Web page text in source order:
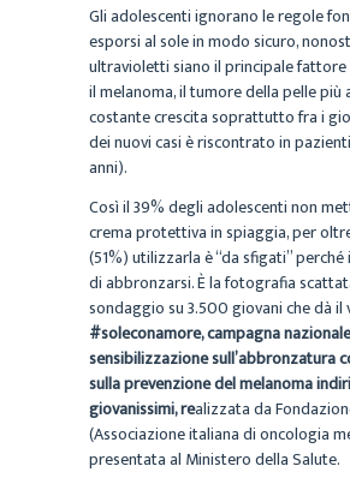
Gli adolescenti ignorano le regole
esporsi al sole in modo sicuro,
ultravioletti siano il principale
il melanoma, il tumore della pelle più
costante crescita soprattutto fra i
dei nuovi casi è riscontrato in
anni).
Così il 39% degli adolescenti non
crema protettiva in spiaggia, per
(51%) utilizzarla è “da sfigati”
di abbronzarsi. È la fotografia
sondaggio su 3.500 giovani che dà
#soleconamore, campagna
sensibilizzazione sull’abbronzatura
sulla prevenzione del melanoma
giovanissimi, realizzata da
(Associazione italiana di oncologia
presentata al Ministero della Salute.